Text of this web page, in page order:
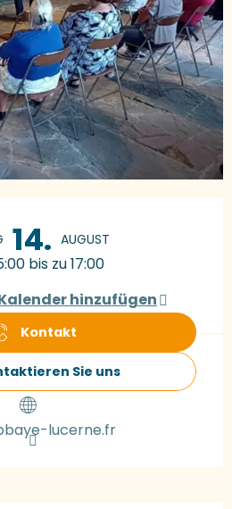
14. AUGUST
bis zu 17:00
hinzufügen
Kontakt
Sie uns
lucerne.fr